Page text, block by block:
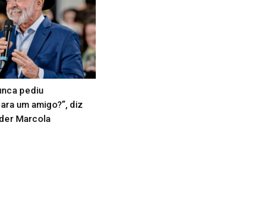
pediu
um amigo?”, diz
Marcola